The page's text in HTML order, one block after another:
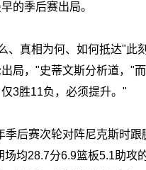
的季后赛出局。
真相为何、如何抵达"此
，"史蒂文斯分析道，"
3胜11负，必须提升。"
后赛次轮对阵尼克斯时跟
均28.7分6.9篮板5.1助攻